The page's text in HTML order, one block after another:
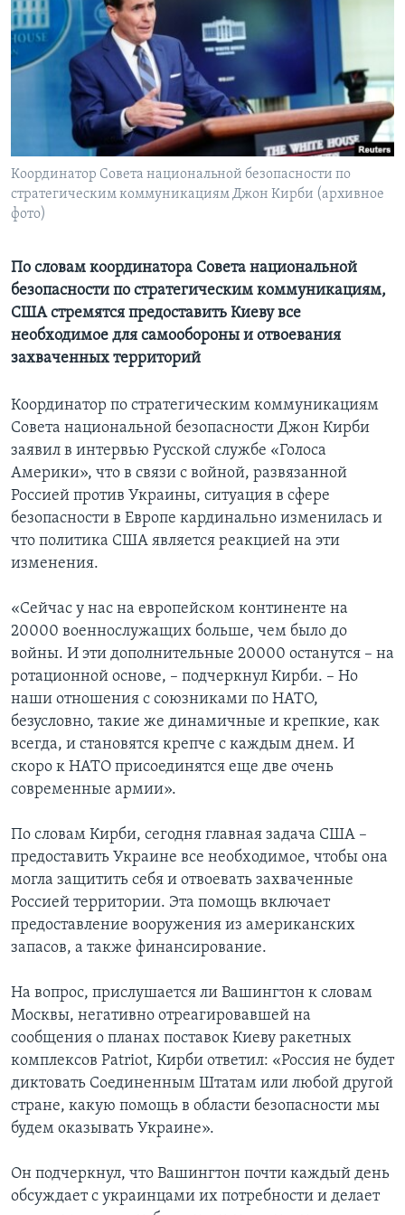
Learning English
СОЦИАЛЬНЫЕ СЕТИ
Координатор Совета национальной безопасности по
стратегическим коммуникациям Джон Кирби (архивное
фото)
По словам координатора Совета национальной
безопасности по стратегическим коммуникациям,
США стремятся предоставить Киеву все
необходимое для самообороны и отвоевания
захваченных территорий
Координатор по стратегическим коммуникациям
Совета национальной безопасности Джон Кирби
заявил в интервью Русской службе «Голоса
Америки», что в связи с войной, развязанной
Россией против Украины, ситуация в сфере
безопасности в Европе кардинально изменилась и
что политика США является реакцией на эти
изменения.
«Сейчас у нас на европейском континенте на
20000 военнослужащих больше, чем было до
войны. И эти дополнительные 20000 останутся – на
ротационной основе, – подчеркнул Кирби. – Но
наши отношения с союзниками по НАТО,
безусловно, такие же динамичные и крепкие, как
всегда, и становятся крепче с каждым днем. И
скоро к НАТО присоединятся еще две очень
современные армии».
По словам Кирби, сегодня главная задача США –
предоставить Украине все необходимое, чтобы она
могла защитить себя и отвоевать захваченные
Россией территории. Эта помощь включает
предоставление вооружения из американских
запасов, а также финансирование.
На вопрос, прислушается ли Вашингтон к словам
Москвы, негативно отреагировавшей на
сообщения о планах поставок Киеву ракетных
комплексов Patriot, Кирби ответил: «Россия не будет
диктовать Соединенным Штатам или любой другой
стране, какую помощь в области безопасности мы
будем оказывать Украине».
Он подчеркнул, что Вашингтон почти каждый день
обсуждает с украинцами их потребности и делает